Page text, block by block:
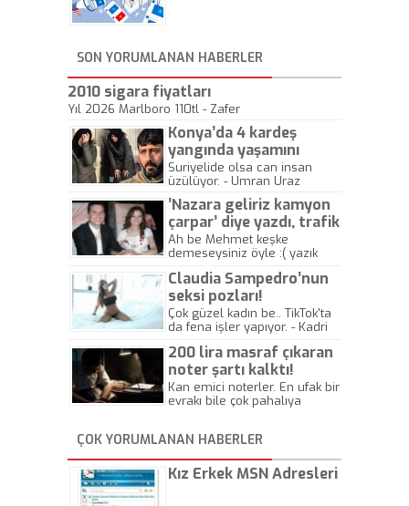
SON YORUMLANAN HABERLER
2010 sigara fiyatları
Yıl 2026 Marlboro 110tl - Zafer
Konya’da 4 kardeş
yangında yaşamını
yitirdi
Suriyelide olsa can insan
üzülüyor. - Umran Uraz
’Nazara geliriz kamyon
çarpar’ diye yazdı, trafik
kazasında öldü!
Ah be Mehmet keşke
demeseysiniz öyle :( yazık
Claudia Sampedro’nun
seksi pozları!
Çok güzel kadın be.. TikTok'ta
da fena işler yapıyor. - Kadri
200 lira masraf çıkaran
noter şartı kalktı!
Kan emici noterler. En ufak bir
evrakı bile çok pahalıya
kaptırıyorsunuz. - Kayhan
Gezenti
ÇOK YORUMLANAN HABERLER
Kız Erkek MSN Adresleri